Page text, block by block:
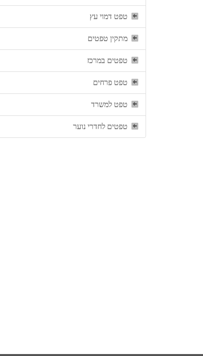
טפט דמוי עץ
מתקין טפטים
טפטים במרכז
טפט פרחים
טפט למשרד
טפטים לחדרי נוער